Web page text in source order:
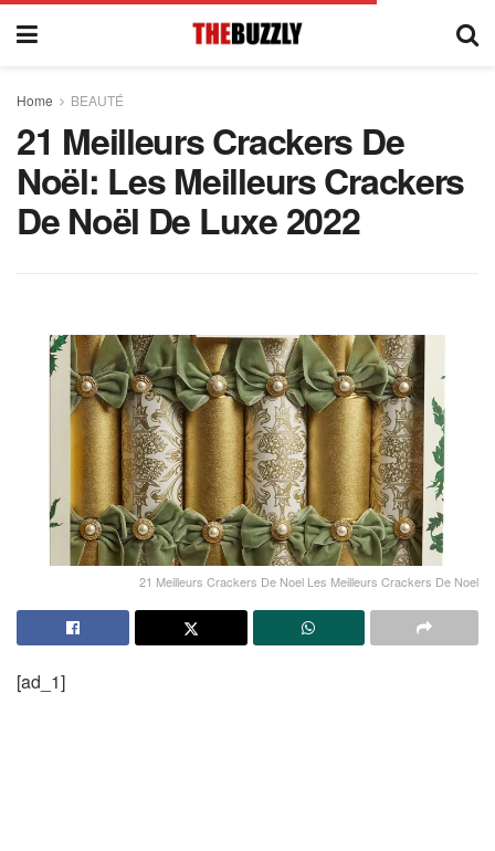
Home BEAUTÉ
21 Meilleurs Crackers De
Noël: Les Meilleurs Crackers
De Noël De Luxe 2022
21 Meilleurs Crackers De Noel Les Meilleurs Crackers De Noel
[ad_1]